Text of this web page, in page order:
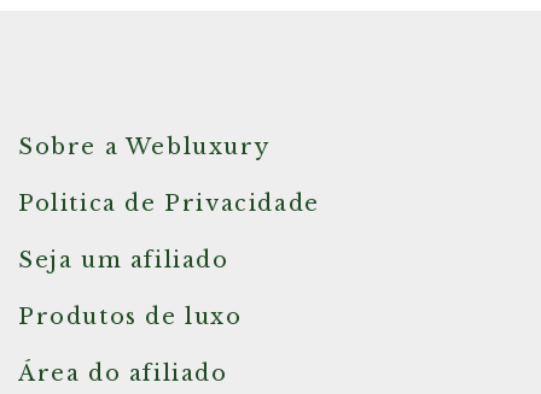
Sobre a Webluxury
Politica de Privacidade
Seja um afiliado
Produtos de luxo
Área do afiliado